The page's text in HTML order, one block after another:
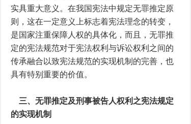
实具重大意义。在我国宪法中规定无罪推定原
则，这在一定意义上标志着宪法理念的转变，
是国家注重保障人权的具体化，而且，无罪推
定的宪法规范对于宪法权利与诉讼权利之间的
传承融合以致宪法规范的实现机制的完善，也
具有特别重要的价值。
三、无罪推定及刑事被告人权利之宪法规定
的实现机制